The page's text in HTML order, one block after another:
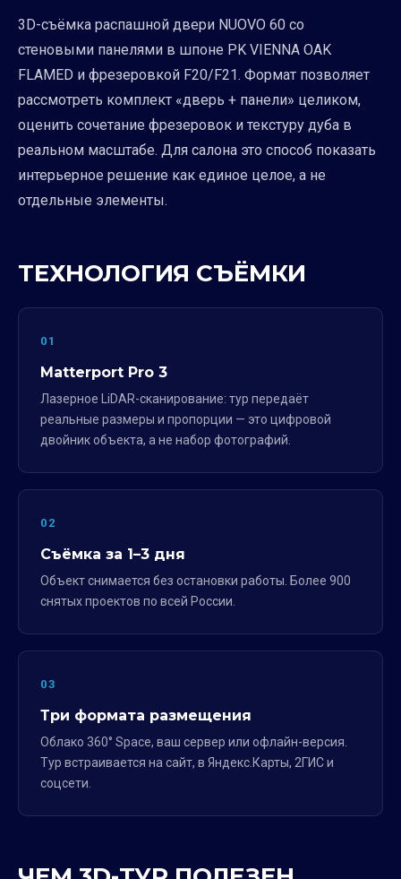
3D-съёмка распашной двери NUOVO 60 со
стеновыми панелями в шпоне PK VIENNA OAK
FLAMED и фрезеровкой F20/F21. Формат позволяет
рассмотреть комплект «дверь + панели» целиком,
оценить сочетание фрезеровок и текстуру дуба в
реальном масштабе. Для салона это способ показать
интерьерное решение как единое целое, а не
отдельные элементы.
ТЕХНОЛОГИЯ СЪЁМКИ
01
Matterport Pro 3
Лазерное LiDAR-сканирование: тур передаёт
реальные размеры и пропорции — это цифровой
двойник объекта, а не набор фотографий.
02
Съёмка за 1–3 дня
Объект снимается без остановки работы. Более 900
снятых проектов по всей России.
03
Три формата размещения
Облако 360° Space, ваш сервер или офлайн-версия.
Тур встраивается на сайт, в Яндекс.Карты, 2ГИС и
соцсети.